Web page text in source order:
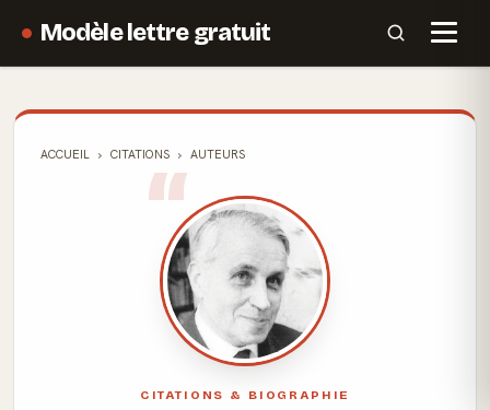
Modèle lettre gratuit
ACCUEIL CITATIONS AUTEURS
CITATIONS & BIOGRAPHIE